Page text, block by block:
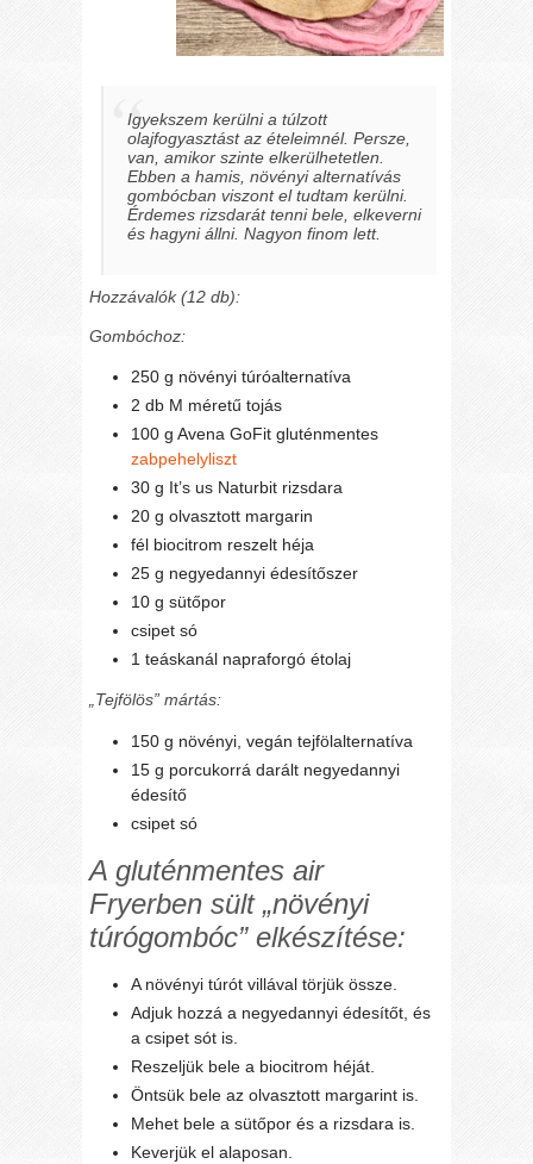
Igyekszem kerülni a túlzott
olajfogyasztást az ételeimnél. Persze,
van, amikor szinte elkerülhetetlen.
Ebben a hamis, növényi alternatívás
gombócban viszont el tudtam kerülni.
Érdemes rizsdarát tenni bele, elkeverni
és hagyni állni. Nagyon finom lett.
Hozzávalók (12 db):
Gombóchoz:
250 g növényi túróalternatíva
2 db M méretű tojás
100 g Avena GoFit gluténmentes
zabpehelyliszt
30 g It’s us Naturbit rizsdara
20 g olvasztott margarin
fél biocitrom reszelt héja
25 g negyedannyi édesítőszer
10 g sütőpor
csipet só
1 teáskanál napraforgó étolaj
„Tejfölös” mártás:
150 g növényi, vegán tejfölalternatíva
15 g porcukorrá darált negyedannyi
édesítő
csipet só
A gluténmentes air
Fryerben sült „növényi
túrógombóc” elkészítése:
A növényi túrót villával törjük össze.
Adjuk hozzá a negyedannyi édesítőt, és
a csipet sót is.
Reszeljük bele a biocitrom héját.
Öntsük bele az olvasztott margarint is.
Mehet bele a sütőpor és a rizsdara is.
Keverjük el alaposan.